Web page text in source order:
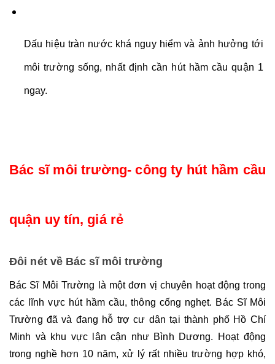
Dấu hiệu tràn nước khá nguy hiểm và ảnh hưởng tới
môi trường sống, nhất định cần hút hầm cầu quận 1
ngay.
Bác sĩ môi trường- công ty hút hầm cầu
quận uy tín, giá rẻ
Đôi nét về Bác sĩ môi trường
Bác Sĩ Môi Trường là một đơn vị chuyên hoạt động trong
các lĩnh vực hút hầm cầu, thông cống nghẹt. Bác Sĩ Môi
Trường đã và đang hỗ trợ cư dân tại thành phố Hồ Chí
Minh và khu vực lân cận như Bình Dương. Hoạt động
trong nghề hơn 10 năm, xử lý rất nhiều trường hợp khó,